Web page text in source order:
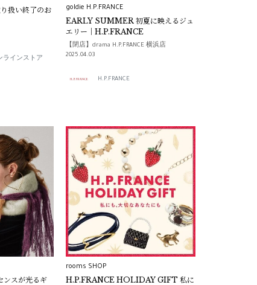
扱い終了のお
ラインストア
goldie H.P.FRANCE
EARLY SUMMER 初夏に映えるジュ
エリー｜H.P.FRANCE
【閉店】drama H.P.FRANCE 横浜店
2025.04.03
H.P.FRANCE
ンスが光るギ
rooms SHOP
H.P.FRANCE HOLIDAY GIFT 私に